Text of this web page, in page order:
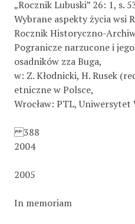
„Rocznik Lubuski” 26: 1, s.
Wybrane aspekty życia wsi
Rocznik Historyczno-
Pogranicze narzucone i
osadników zza Buga,
w: Z. Kłodnicki, H. Rusek
etniczne w Polsce,
Wrocław: PTL, Uniwersytet
388
2004
2005
In memoriam